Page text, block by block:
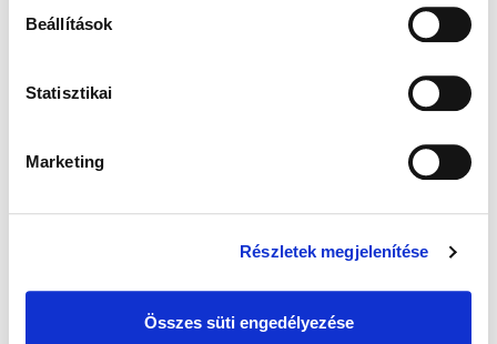
Beállítások
Statisztikai
Marketing
Részletek megjelenítése
Összes süti engedélyezése